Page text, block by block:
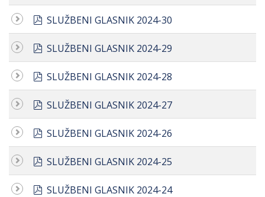
pdf
SLUŽBENI GLASNIK 2024-30
pdf
SLUŽBENI GLASNIK 2024-29
pdf
SLUŽBENI GLASNIK 2024-28
pdf
SLUŽBENI GLASNIK 2024-27
pdf
SLUŽBENI GLASNIK 2024-26
pdf
SLUŽBENI GLASNIK 2024-25
pdf
SLUŽBENI GLASNIK 2024-24